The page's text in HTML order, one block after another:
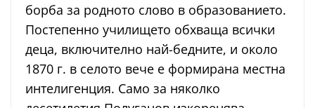
борба за родното слово в образованието.
Постепенно училището обхваща всички
деца, включително най-бедните, и около
1870 г. в селото вече е формирана местна
интелигенция. Само за няколко